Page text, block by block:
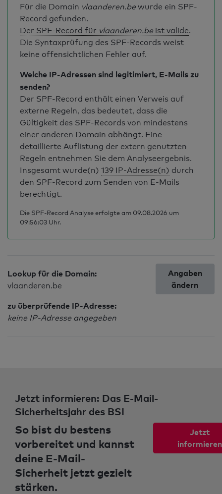
Für die Domain vlaanderen.be wurde ein SPF-
Record gefunden.
Der SPF-Record für vlaanderen.be ist valide.
Die Syntaxprüfung des SPF-Records weist
keine offensichtlichen Fehler auf.
Welche IP-Adressen sind legitimiert, E-Mails zu
senden?
Der SPF-Record enthält einen Verweis auf
externe Regeln, das bedeutet, dass die
Gültigkeit des SPF-Records von mindestens
einer anderen Domain abhängt. Eine
detaillierte Auflistung der extern genutzten
Regeln entnehmen Sie dem Analyseergebnis.
Insgesamt wurde(n) 139 IP-Adresse(n) durch
den SPF-Record zum Senden von E-Mails
berechtigt.
Die SPF-Record Analyse erfolgte am 09.08.2026 um
09:56:03 Uhr.
Lookup für die Domain:
vlaanderen.be
zu überprüfende IP-Adresse:
keine IP-Adresse angegeben
Angaben
ändern
Jetzt informieren: Das E-Mail-
Sicherheitsjahr des BSI
So bist du bestens
vorbereitet und kannst
deine E-Mail-
Sicherheit jetzt gezielt
stärken.
Jetzt
informieren